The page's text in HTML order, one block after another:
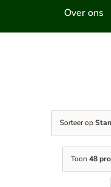
Over ons
Sorteer op
Toon 48